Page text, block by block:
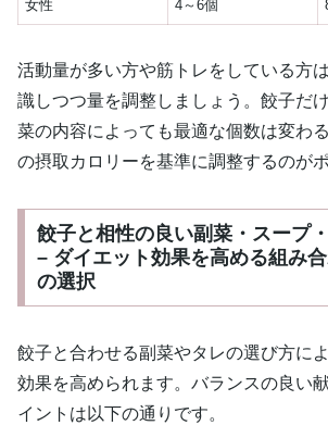
女性 4～6個
活動量が多い方や筋トレをしている方
識しつつ量を調整しましょう。餃子だ
菜の内容によっても最適な個数は変わ
の摂取カロリーを基準に調整するのが
餃子と相性の良い副菜・スープ
– ダイエット効果を高める組み
の選択
餃子と合わせる副菜やタレの選び方に
効果を高められます。バランスの良い
イントは以下の通りです。